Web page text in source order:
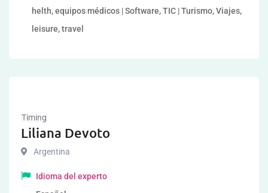
helth, equipos médicos | Software, TIC | Turismo, Viajes,
leisure, travel
Timing
Liliana Devoto
Argentina
Idioma del experto